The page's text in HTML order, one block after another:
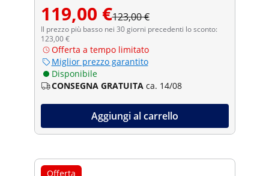
119,00 €123,00 €
Il prezzo più basso nei 30 giorni precedenti lo sconto:
123,00 €
Offerta a tempo limitato
Miglior prezzo garantito
Disponibile
CONSEGNA GRATUITA ca. 14/08
Aggiungi al carrello
Offerta